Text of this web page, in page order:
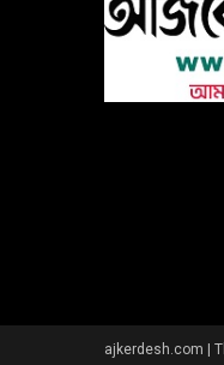
ajkerdesh.com